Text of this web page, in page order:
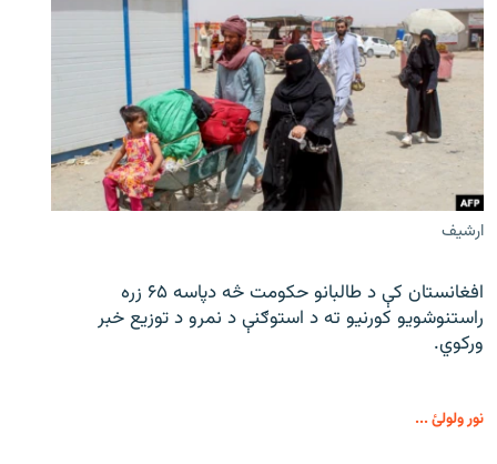
ارشیف
افغانستان کې د طالبانو حکومت څه دپاسه ۶۵ زره
راستنوشویو کورنیو ته د استوګنې د نمرو د توزیع خبر
ورکوي.
نور ولولئ ...